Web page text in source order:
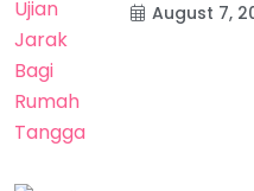
August 7,